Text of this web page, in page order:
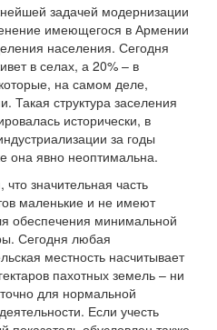
задачей модернизации
имеющегося в Армении
населения. Сегодня
в селах, а 20% – в
на самом деле,
структура заселения
исторически, в
за годы
она явно неоптимальна.
значительная часть
маленькие и не имеют
обеспечения минимальной
Сегодня любая
местность насчитывает
пахотных земель – ни
для нормальной
Если учесть